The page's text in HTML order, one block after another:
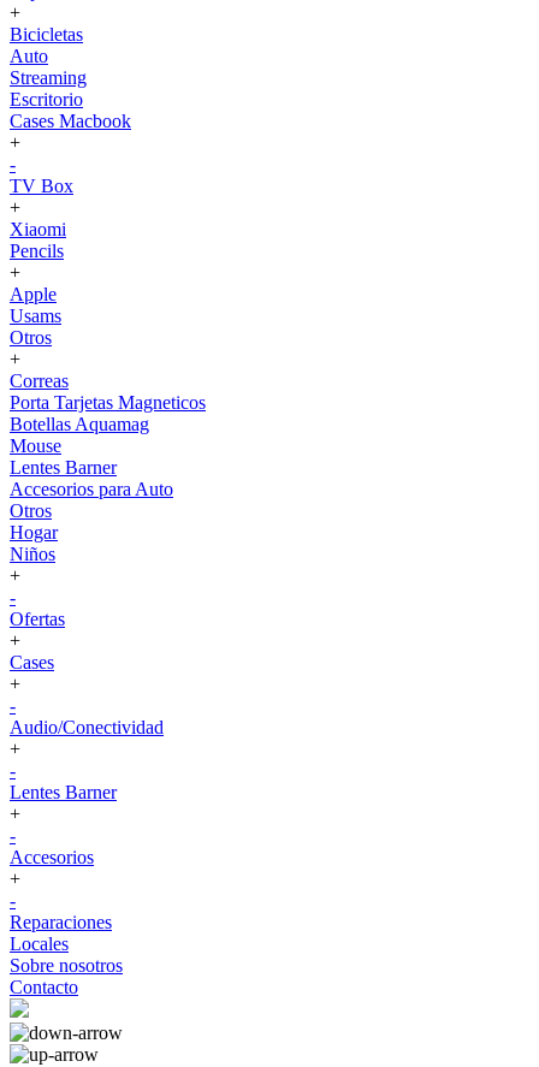
+
Bicicletas
Auto
Streaming
Escritorio
Cases Macbook
+
-
TV Box
+
Xiaomi
Pencils
+
Apple
Usams
Otros
+
Correas
Porta Tarjetas Magneticos
Botellas Aquamag
Mouse
Lentes Barner
Accesorios para Auto
Otros
Hogar
Niños
+
-
Ofertas
+
Cases
+
-
Audio/Conectividad
+
-
Lentes Barner
+
-
Accesorios
+
-
Reparaciones
Locales
Sobre nosotros
Contacto